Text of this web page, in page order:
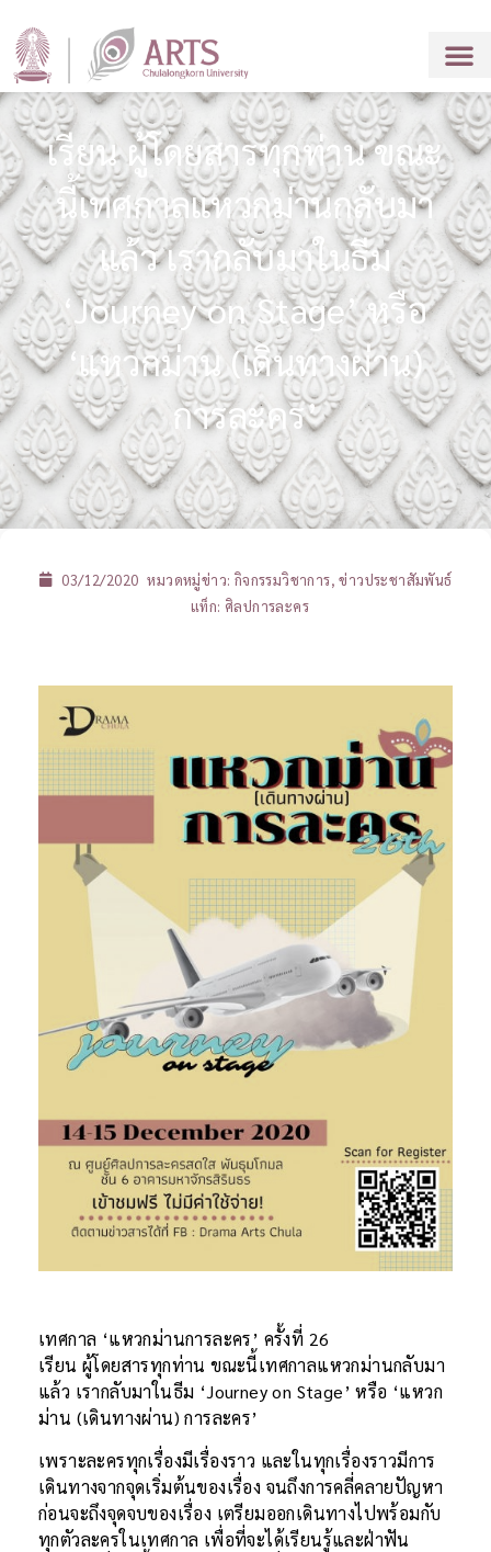
เรียน ผู้โดยสารทุกท่าน ขณะ
นี้เทศกาลแหวกม่านกลับมา
แล้ว เรากลับมาในธีม
‘Journey on Stage’ หรือ
‘แหวกม่าน (เดินทางผ่าน)
การละคร’
03/12/2020 หมวดหมู่ข่าว: กิจกรรมวิชาการ,ข่าวประชาสัมพันธ์
แท็ก: ศิลปการละคร
เทศกาล ‘แหวกม่านการละคร’ ครั้งที่ 26
เรียน ผู้โดยสารทุกท่าน ขณะนี้เทศกาลแหวกม่านกลับมา
แล้ว เรากลับมาในธีม ‘Journey on Stage’ หรือ ‘แหวก
ม่าน (เดินทางผ่าน) การละคร’
เพราะละครทุกเรื่องมีเรื่องราว และในทุกเรื่องราวมีการ
เดินทางจากจุดเริ่มต้นของเรื่อง จนถึงการคลี่คลายปัญหา
ก่อนจะถึงจุดจบของเรื่อง เตรียมออกเดินทางไปพร้อมกับ
ทุกตัวละครในเทศกาล เพื่อที่จะได้เรียนรู้และฝ่าฟัน